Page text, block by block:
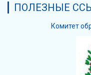
ПОЛЕЗНЫЕ
Комитет